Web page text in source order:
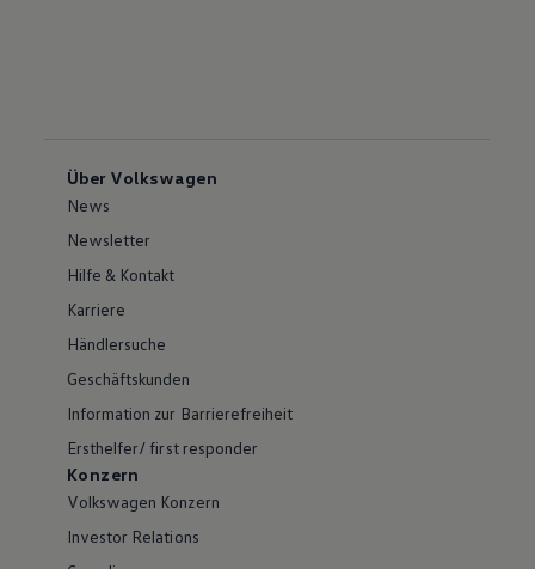
Über Volkswagen
News
Newsletter
Hilfe & Kontakt
Karriere
Händlersuche
Geschäftskunden
Information zur Barrierefreiheit
Ersthelfer/ first responder
Konzern
Volkswagen Konzern
Investor Relations